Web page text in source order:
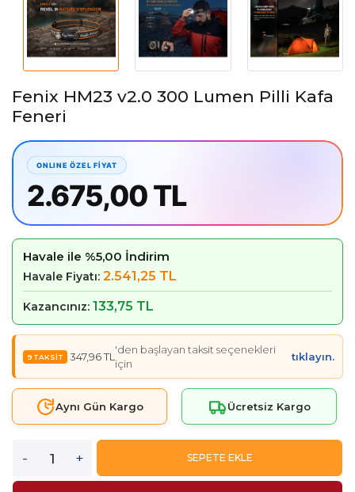
Fenix HM23 v2.0 300 Lumen Pilli Kafa
Feneri
2.675,00 TL
Havale ile %5,00 İndirim
Havale Fiyatı: 2.541,25 TL
Kazancınız: 133,75 TL
347,96 TL
'den başlayan taksit seçenekleri
için
tıklayın.
Aynı Gün Kargo Ücretsiz Kargo
- + SEPETE EKLE